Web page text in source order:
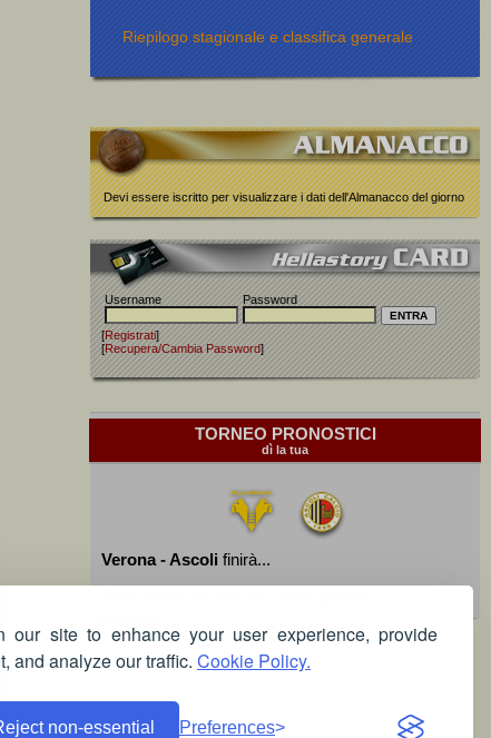
our site to enhance your user experience, provide
and analyze our traffic. Cookie Policy.
non-essential Preferences
Riepilogo stagionale e classifica generale
Devi essere iscritto per visualizzare i dati dell'Almanacco del giorno
Username Password
[Registrati]
[Recupera/Cambia Password]
TORNEO PRONOSTICI
dì la tua
Verona - Ascoli finirà...